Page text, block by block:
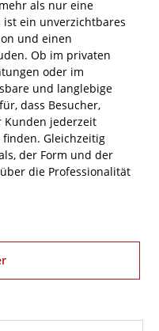
als nur eine
ein unverzichtbares
und einen
Ob im privaten
oder im
und langlebige
dass Besucher,
Kunden jederzeit
Gleichzeitig
der Form und der
die Professionalität